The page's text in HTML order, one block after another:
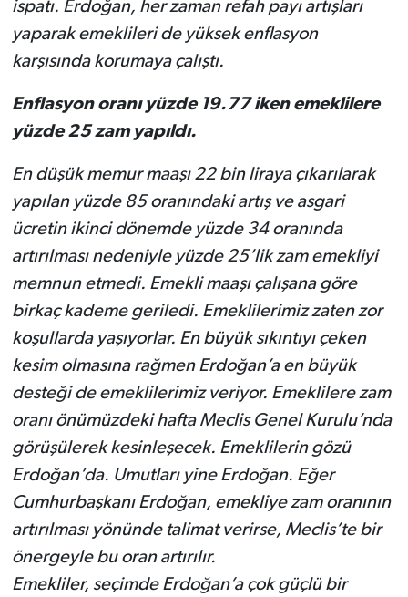
ispatı. Erdoğan, her zaman refah payı artışları
yaparak emeklileri de yüksek enflasyon
karşısında korumaya çalıştı.
Enflasyon oranı yüzde 19.77 iken emeklilere
yüzde 25 zam yapıldı.
En düşük memur maaşı 22 bin liraya çıkarılarak
yapılan yüzde 85 oranındaki artış ve asgari
ücretin ikinci dönemde yüzde 34 oranında
artırılması nedeniyle yüzde 25’lik zam emekliyi
memnun etmedi. Emekli maaşı çalışana göre
birkaç kademe geriledi. Emeklilerimiz zaten zor
koşullarda yaşıyorlar. En büyük sıkıntıyı çeken
kesim olmasına rağmen Erdoğan’a en büyük
desteği de emeklilerimiz veriyor. Emeklilere zam
oranı önümüzdeki hafta Meclis Genel Kurulu’nda
görüşülerek kesinleşecek. Emeklilerin gözü
Erdoğan’da. Umutları yine Erdoğan. Eğer
Cumhurbaşkanı Erdoğan, emekliye zam oranının
artırılması yönünde talimat verirse, Meclis’te bir
önergeyle bu oran artırılır.
Emekliler, seçimde Erdoğan’a çok güçlü bir